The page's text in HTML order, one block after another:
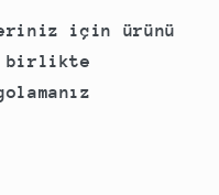
için ürünü
birlikte